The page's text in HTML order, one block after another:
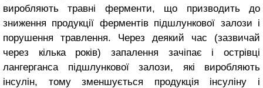
виробляють травні фер­менти, що призводить до
зниження продукції ферментів підшлункової залози і
порушення травлення. Че­рез деякий час (зазвичай
через кілька років) запалення зачіпає і острівці
лангерганса підшлункової залози, які виробляють
інсулін, тому зменшується продукція інсуліну і